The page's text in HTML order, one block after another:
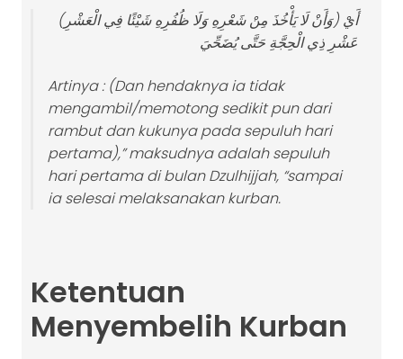
(وَأَنْ لَا يَأْخُذَ مِنْ شَعْرِهِ وَلَا ظُفُرِهِ شَيْئًا فِي الْعَشْرِ) أَيْ
عَشْرِ ذِي الْحِجَّةِ حَتَّى يُضَحِّيَ
Artinya : (Dan hendaknya ia tidak
mengambil/memotong sedikit pun dari
rambut dan kukunya pada sepuluh hari
pertama),” maksudnya adalah sepuluh
hari pertama di bulan Dzulhijjah, “sampai
ia selesai melaksanakan kurban.
Ketentuan
Menyembelih Kurban